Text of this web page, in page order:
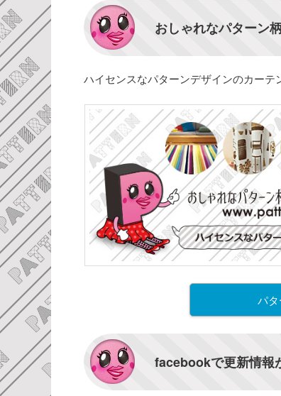
おしゃれなパターン
ハイセンスなパターンデザインのカーテ
パ
facebookで更新情報